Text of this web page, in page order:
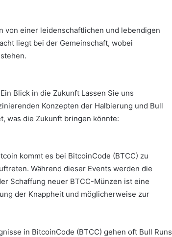
einer leidenschaftlichen und lebendigen
liegt bei der Gemeinschaft, wobei
Ein Blick in die Zukunft Lassen Sie uns
Konzepten der Halbierung und Bull
was die Zukunft bringen könnte:
kommt es bei BitcoinCode (BTCC) zu
Während dieser Events werden die
Schaffung neuer BTCC-Münzen ist eine
der Knappheit und möglicherweise zur
in BitcoinCode (BTCC) gehen oft Bull Runs